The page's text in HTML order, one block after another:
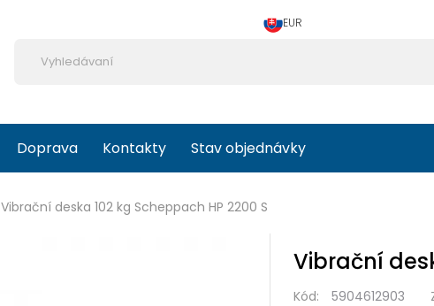
EUR
Doprava Kontakty Stav objednávky
Vibrační deska 102 kg Scheppach HP 2200 S
Vibrační
Kód: 5904612903